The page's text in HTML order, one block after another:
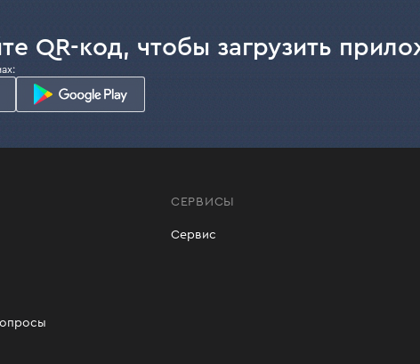
QR-код, чтобы загрузить
СЕРВИСЫ
Сервис